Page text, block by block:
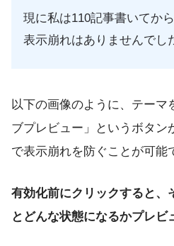
現に私は110記事書いてか
表示崩れはありませんでし
以下の画像のように、テーマ
ブプレビュー」というボタン
で表示崩れを防ぐことが可能
有効化前にクリックすると、
とどんな状態になるかプレビ